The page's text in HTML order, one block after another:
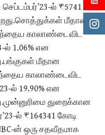
செப்டம்பர்’23-ல் ₹5741
மீதான
காலாண்டைவிட
ல் 1.06% என
மீதான
காலாண்டைவிட
ல் 19.90% என
துறைக்கான
ல் ₹164341 கோடி
ன் ஒரு சதவீதமாக